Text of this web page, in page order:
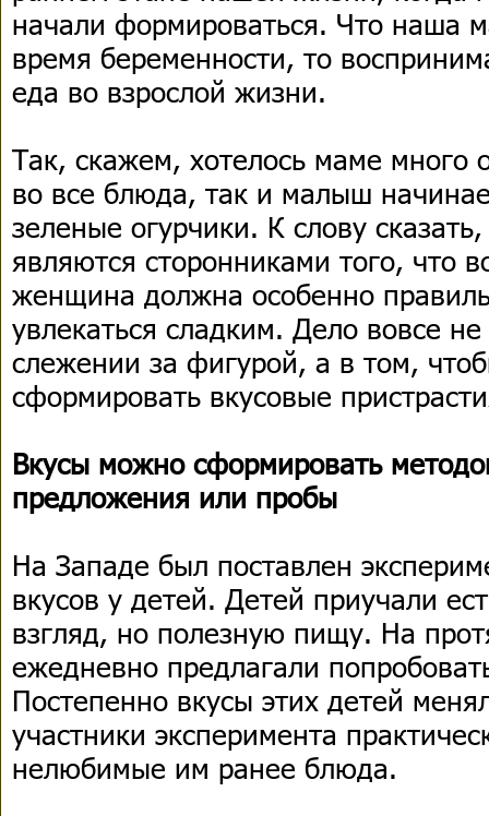
начали формироваться. Что наша
время беременности, то
еда во взрослой жизни.
Так, скажем, хотелось маме много
во все блюда, так и малыш
зеленые огурчики. К слову
являются сторонниками того, что
женщина должна особенно
увлекаться сладким. Дело вовсе
слежении за фигурой, а в том,
сформировать вкусовые
Вкусы можно сформировать
предложения или пробы
На Западе был поставлен
вкусов у детей. Детей приучали
взгляд, но полезную пищу. На
ежедневно предлагали
Постепенно вкусы этих детей
участники эксперимента
нелюбимые им ранее блюда.